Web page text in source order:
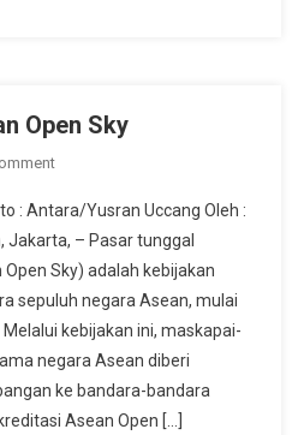
Open Sky
On
Pasar
Asean
Open
Sky
: Antara/Yusran Uccang Oleh :
Jakarta, – Pasar tunggal
Sky) adalah kebijakan
sepuluh negara Asean, mulai
kebijakan ini, maskapai-
negara Asean diberi
ke bandara-bandara
Asean Open […]